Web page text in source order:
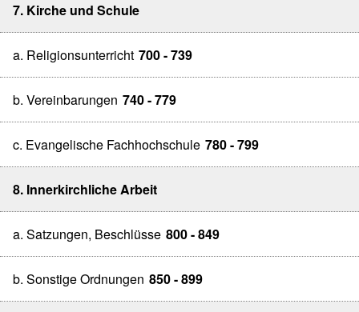
7. Kirche und Schule
a. Religionsunterricht 700 - 739
b. Vereinbarungen 740 - 779
c. Evangelische Fachhochschule 780 - 799
8. Innerkirchliche Arbeit
a. Satzungen, Beschlüsse 800 - 849
b. Sonstige Ordnungen 850 - 899